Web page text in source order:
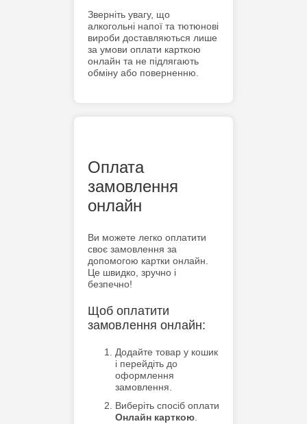
Зверніть увагу, що
алкогольні напої та тютюнові
вироби доставляються лише
за умови оплати карткою
онлайн та не підлягають
обміну або поверненню.
Оплата
замовлення
онлайн
Ви можете легко оплатити
своє замовлення за
допомогою картки онлайн.
Це швидко, зручно і
безпечно!
Щоб оплатити
замовлення онлайн:
Додайте товар у кошик
і перейдіть до
оформлення
замовлення.
Виберіть спосіб оплати
Онлайн карткою.